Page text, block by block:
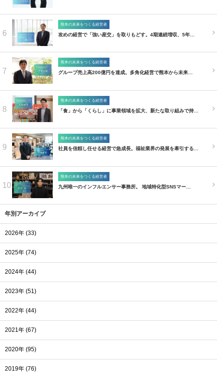
6
熊本の未来をつくる経営者
攻めの経営で「強い産交」を取りもどす。4期連続増収、5年…
7
熊本の未来をつくる経営者
グループ売上高200億円を達成。多角化経営で熊本から未来…
8
熊本の未来をつくる経営者
「食」から「くらし」に事業領域を拡大、新たな取り組みで持…
9
熊本の未来をつくる経営者
社員を信頼し任せる経営で急成長。福祉業界の発展を牽引する…
10
熊本の未来をつくる経営者
九州唯一のインフルエンサー事務所。 地域特化型SNSマー…
年別アーカイブ
2026年 (33)
2025年 (74)
2024年 (44)
2023年 (51)
2022年 (44)
2021年 (67)
2020年 (95)
2019年 (76)